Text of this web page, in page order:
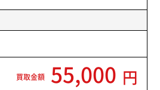
買取金額 55,000 円